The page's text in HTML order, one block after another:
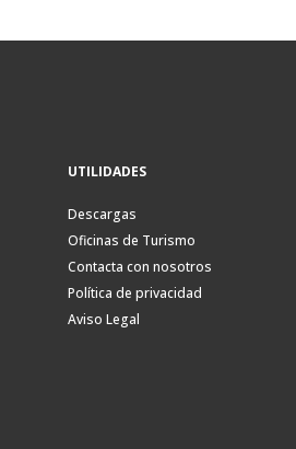
UTILIDADES
Descargas
Oficinas de Turismo
Contacta con nosotros
Política de privacidad
Aviso Legal